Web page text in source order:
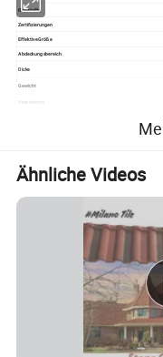
Rohstoffe
Zertifizierungen
Effektive Größe
Abdeckungsbereich
Dicke
Gewicht
Verpackung
Ähnliche Videos